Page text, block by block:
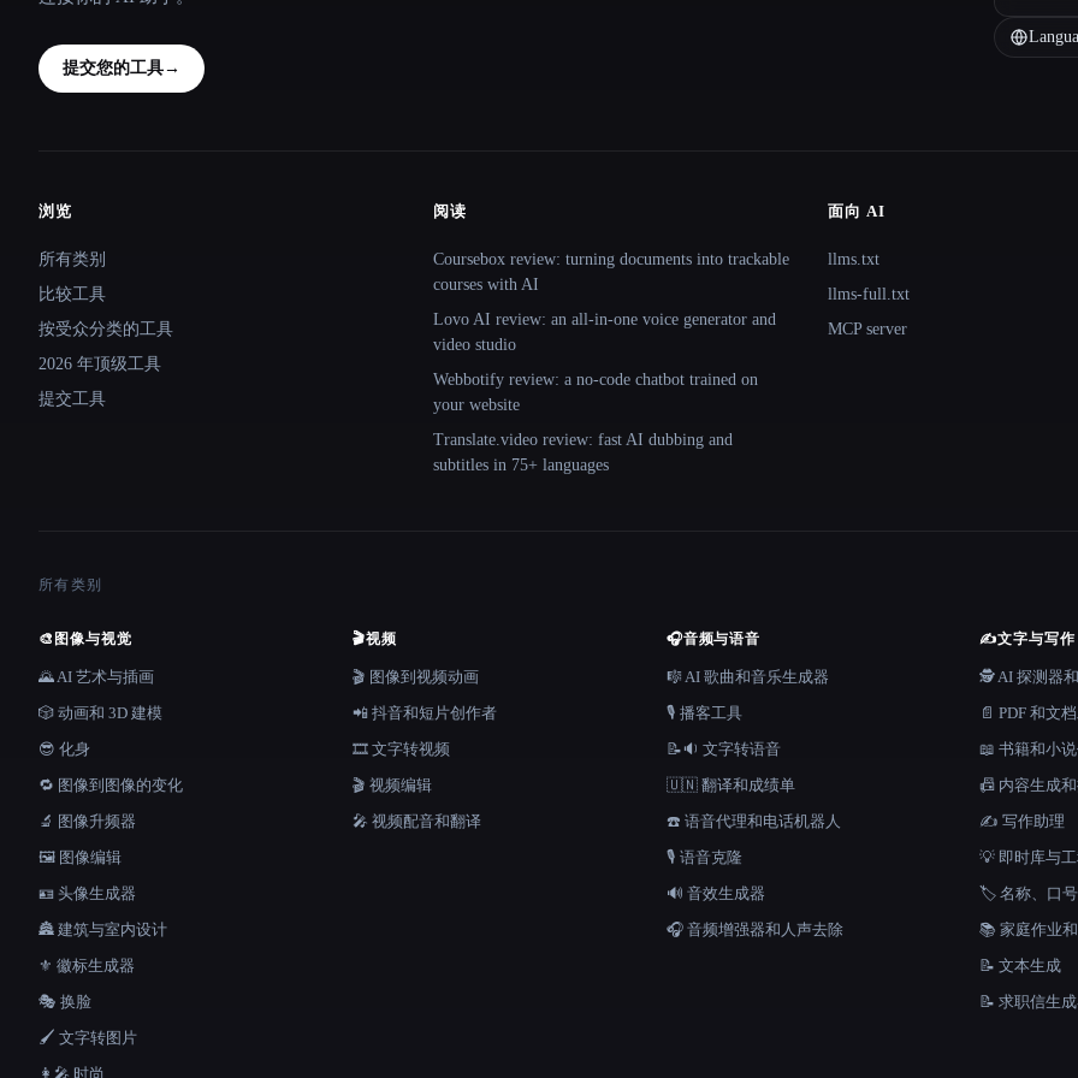
提交您的工具→
Site navigation
浏览
所有类别
比较工具
按受众分类的工具
2026 年顶级工具
提交工具
阅读
Coursebox review: turning documents into trackable
courses with AI
Lovo AI review: an all-in-one voice generator and
video studio
Webbotify review: a no-code chatbot trained on
your website
Translate.video review: fast AI dubbing and
subtitles in 75+ languages
面向 AI
llms.txt
llms-full.txt
MCP server
所有类别
🎨 图像与视觉
🌄 AI 艺术与插画
🎲 动画和 3D 建模
😎 化身
🔁 图像到图像的变化
🔬 图像升频器
🖼️ 图像编辑
🪪 头像生成器
🏯 建筑与室内设计
⚜️ 徽标生成器
🎭 换脸
🖌️ 文字转图片
👩‍🎤 时尚
🎬视频
🎬 图像到视频动画
📲 抖音和短片创作者
🎞️ 文字转视频
🎬 视频编辑
🎤 视频配音和翻译
🎧音频与语音
🎼 AI 歌曲和音乐生成器
🎙️ 播客工具
📝🔉 文字转语音
🇺🇳 翻译和成绩单
☎️ 语音代理和电话机器人
🎙️ 语音克隆
🔊 音效生成器
🎧 音频增强器和人声去除
✍️文字与写作
🕵️ AI 探测器
📄 PDF 和文
📖 书籍和小
📠 内容生成
✍️ 写作助理
💡 即时库与
🏷️ 名称、口
📚 家庭作业
📝 文本生成
📝 求职信生